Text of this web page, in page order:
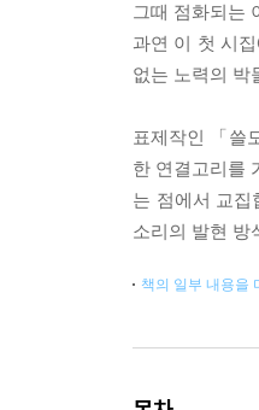
그때 점화되는
과연 이 첫 시
없는 노력의 박
표제작인 「쓸
한 연결고리를
는 점에서 교집
소리의 발현 방
책의 일부 내용을